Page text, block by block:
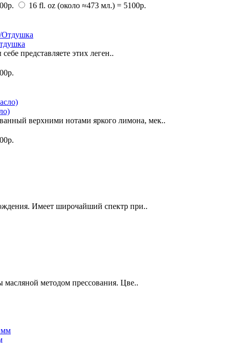
16 fl. oz (около ≈473 мл.) = 5100р.
представляете этих леген..
верхними нотами яркого лимона, мек..
Имеет широчайший спектр при..
масляной методом прессования. Цве..